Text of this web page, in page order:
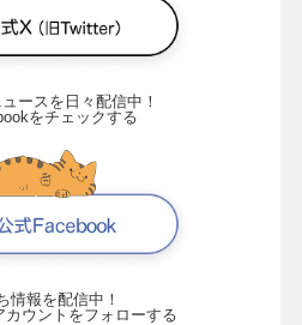
ースを日々配信中！
をチェックする
情報を配信中！
カウントをフォローする